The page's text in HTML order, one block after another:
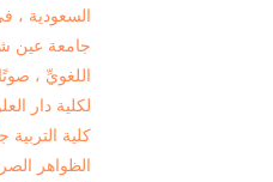
السعودية
اللغويِّ ،
لكلية دار
الظواهر